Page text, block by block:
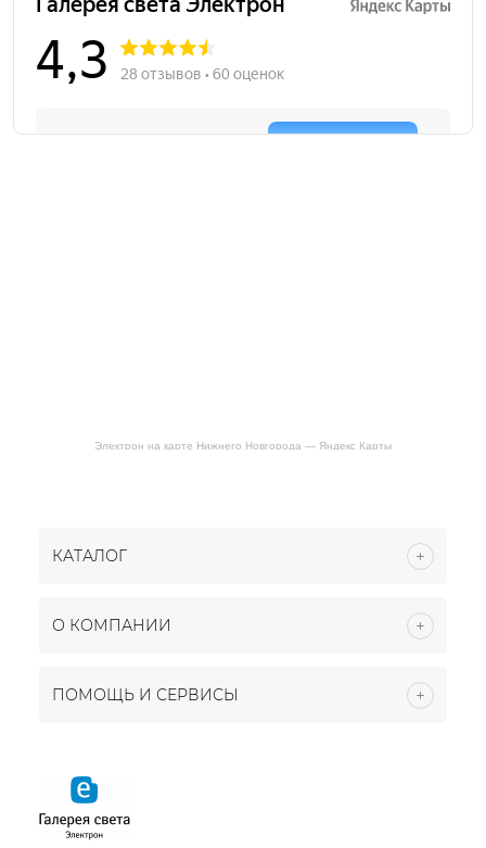
Электрон на карте Нижнего Новгорода — Яндекс Карты
КАТАЛОГ
О КОМПАНИИ
ПОМОЩЬ И СЕРВИСЫ